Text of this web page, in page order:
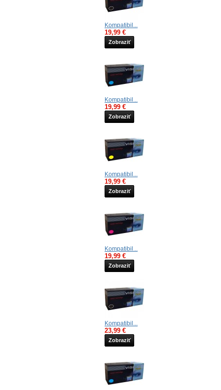
Kompatibil...
19,99 €
Zobraziť
Kompatibil...
19,99 €
Zobraziť
Kompatibil...
19,99 €
Zobraziť
Kompatibil...
19,99 €
Zobraziť
Kompatibil...
23,99 €
Zobraziť